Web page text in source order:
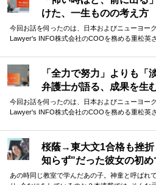
た挑戦の連続がありました。
けた、一生ものの考え方
今回お話を伺ったのは、日本およびニューヨー
Lawyer's INFO株式会社のCOOを務める重松英
方」から、今振り返ってわかる「東大を目指す
うことができました。「全力で努力」よりも
弁護士が語る、成果を生
今回お話を伺ったのは、日本およびニューヨー
Lawyer's INFO株式会社のCOOを務める重松英
て振り返っていただきました。 ゴールから逆算
より「淡々と継続」 ーー実体験に基づく重松さ
くの示唆を与えてくれるはずです。
桜蔭→東大文1合格も挫
知らず"だった彼女の初
かけ
あの時同じ教室で学んだあの子。神童と呼ばれ